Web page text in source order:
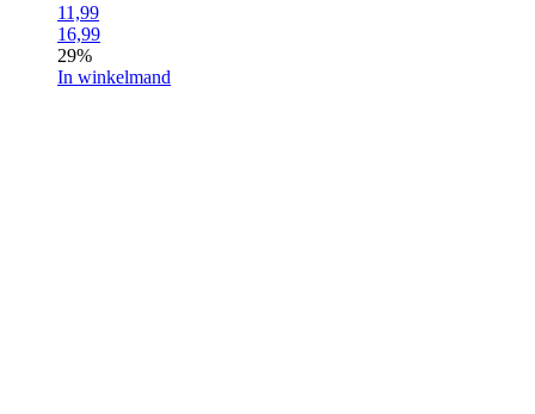
11,99
16,99
29%
In winkelmand